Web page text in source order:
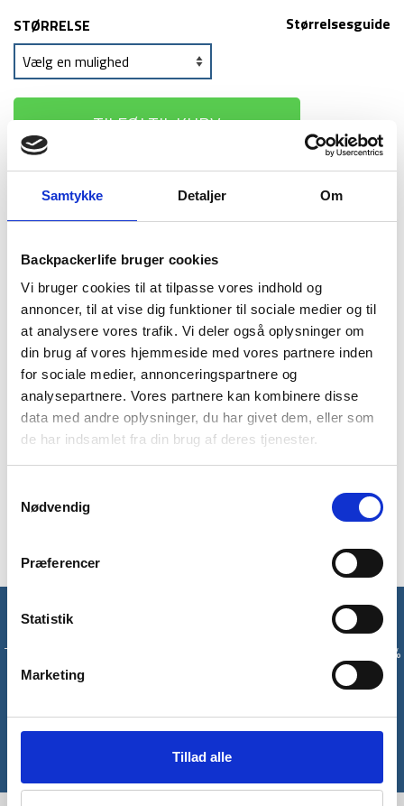
Samtykke Detaljer Om
Backpackerlife bruger cookies
Vi bruger cookies til at tilpasse vores indhold og
annoncer, til at vise dig funktioner til sociale medier og til
at analysere vores trafik. Vi deler også oplysninger om
din brug af vores hjemmeside med vores partnere inden
for sociale medier, annonceringspartnere og
analysepartnere. Vores partnere kan kombinere disse
data med andre oplysninger, du har givet dem, eller som
de har indsamlet fra din brug af deres tjenester.
Nødvendig
Præferencer
Statistik
Marketing
Tillad alle
Størrelsesguide
STØRRELSE
TILFØJ TIL KURV
1-2 dages
Fri fragt over
100 dages
BESKRIVELSE
YDERLIGERE INFORMATION
BRAND
FAQ
Sky Thermal er en langærmet trøje fra velkendte Jack
Wolfskin. TEXADRI teknologien gør den letvægtig og
hurtigtørrende, så du nemt kan have den på i lang tid, når du
fugt såsom sved ud til yderlageret, så du ikke føler dig
indelukket over lange perioder af brug.
Tilmeld dig vores nyhedsbrev og modtag med det samme en 10%
Tilmeld
*Gælder ikke allerede nedsatte varer